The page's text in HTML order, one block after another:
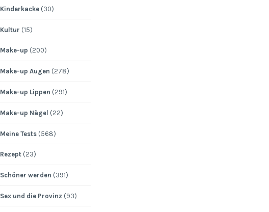
Kinderkacke(30)
Kultur (15)
Make-up (200)
Make-up Augen (278)
Make-up Lippen (291)
Make-up Nägel (22)
Meine Tests(568)
Rezept(23)
Schöner werden (391)
Sex und die Provinz (93)